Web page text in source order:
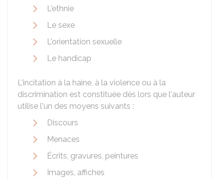
L'ethnie
Le sexe
L'orientation sexuelle
Le handicap
L'incitation à la haine, à la violence ou à la
discrimination est constituée dès lors que l'auteur
utilise l'un des moyens suivants :
Discours
Menaces
Écrits, gravures, peintures
Images, affiches